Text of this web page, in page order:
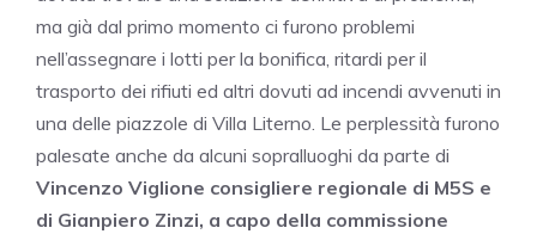
ma già dal primo momento ci furono problemi
nell’assegnare i lotti per la bonifica, ritardi per il
trasporto dei rifiuti ed altri dovuti ad incendi avvenuti in
una delle piazzole di Villa Literno. Le perplessità furono
palesate anche da alcuni sopralluoghi da parte di
Vincenzo Viglione consigliere regionale di M5S e
di Gianpiero Zinzi, a capo della commissione